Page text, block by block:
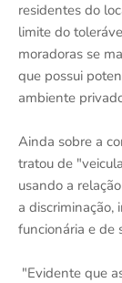
residentes do
limite do
moradoras se
que possui
ambiente
Ainda sobre a
tratou de
usando a
a discriminação,
funcionária e de
"Evidente que